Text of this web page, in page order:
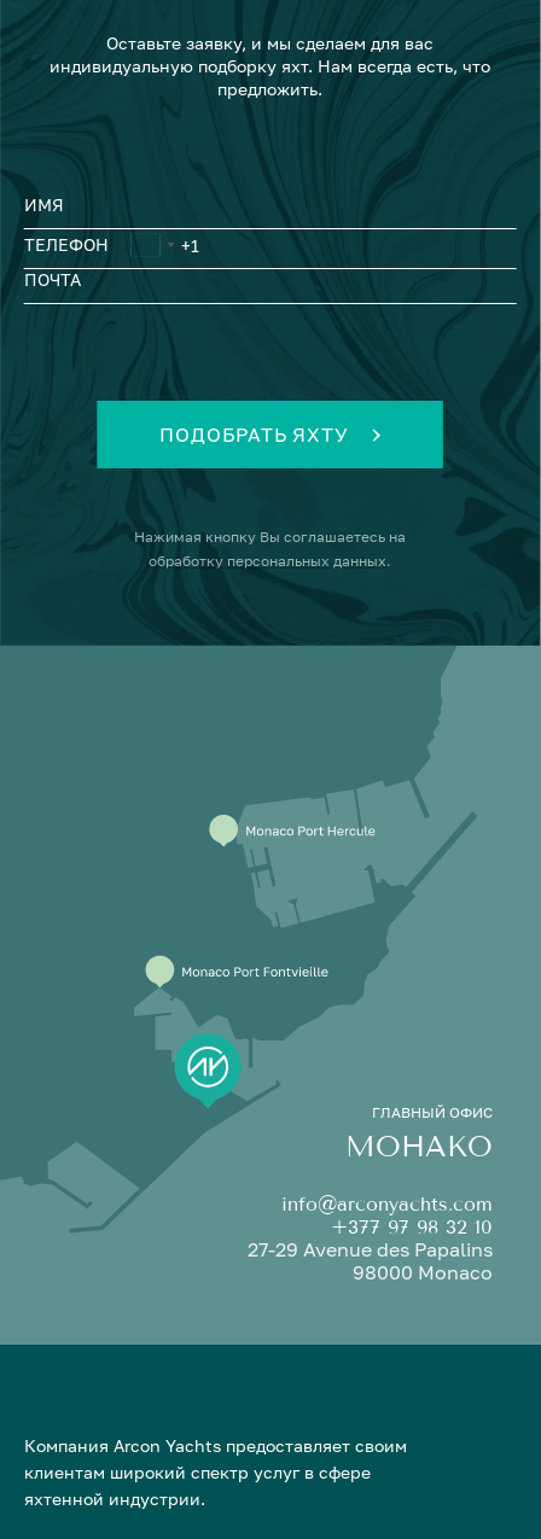
Оставьте заявку, и мы сделаем для вас
индивидуальную подборку яхт. Нам всегда есть, что
предложить.
ИМЯ
ТЕЛЕФОН
ПОЧТА
ПОДОБРАТЬ ЯХТУ
Нажимая кнопку Вы соглашаетесь на
обработку персональных данных.
ГЛАВНЫЙ ОФИС
МОНАКО
info@arconyachts.com
+377 97 98 32 10
27-29 Avenue des Papalins
98000 Monaco
Компания Arcon Yachts предоставляет своим
клиентам широкий спектр услуг в сфере
яхтенной индустрии.